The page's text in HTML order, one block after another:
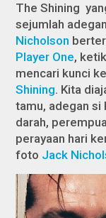
The Shining
sejumlah
Nicholson
Player One,
mencari kunci
Shining. Kita
tamu, adegan si
darah,
perayaan hari
foto Jack